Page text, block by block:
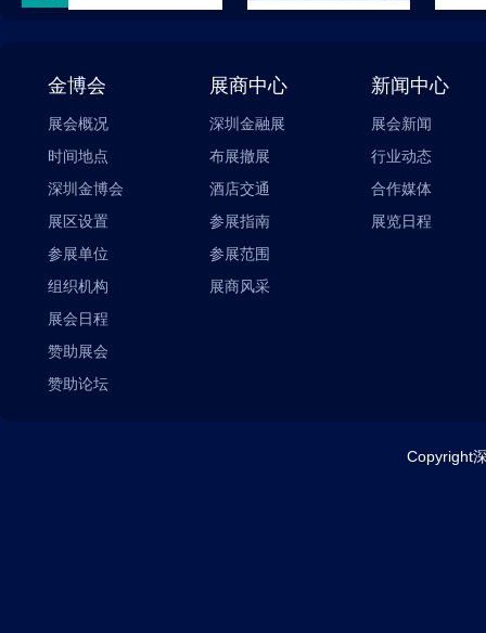
金博会
展会概况
时间地点
深圳金博会
展区设置
参展单位
组织机构
展会日程
赞助展会
赞助论坛
展商中心
深圳金融展
布展撤展
酒店交通
参展指南
参展范围
展商风采
新闻中心
展会新闻
行业动态
合作媒体
展览日程
Copyright